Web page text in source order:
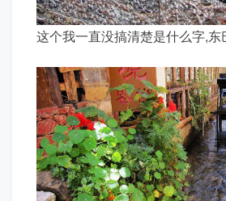
这个我一直没搞清楚是什么字,东